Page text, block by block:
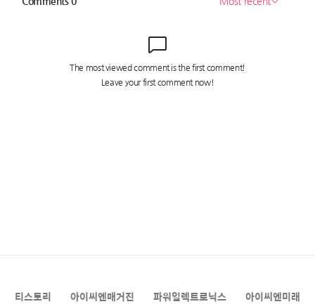
티스토리 아이씨엔매거진 파워일렉트로닉스 아이씨엔미래